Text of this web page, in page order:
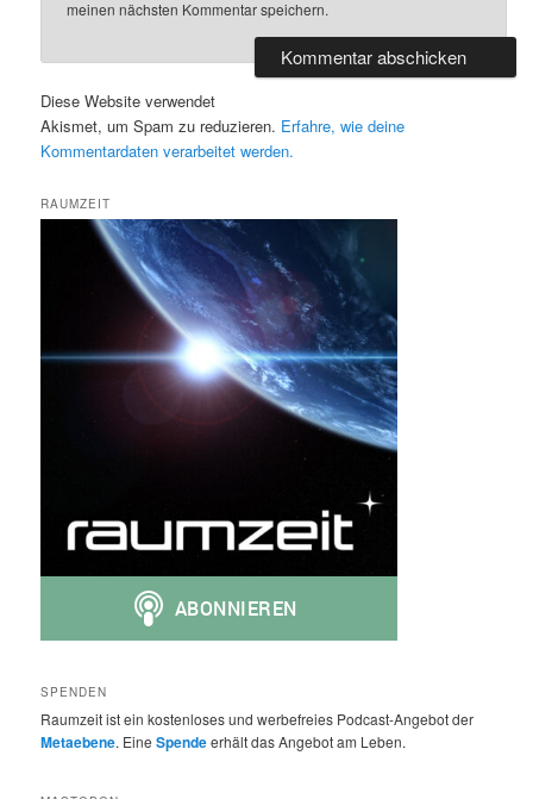
Name, E-Mail-Adresse und Website in diesem Browser für
meinen nächsten Kommentar speichern.
Diese Website verwendet
Akismet, um Spam zu reduzieren.Erfahre, wie deine
RAUMZEIT
Raumzeit ist ein kostenloses und werbefreies Podcast-Angebot der